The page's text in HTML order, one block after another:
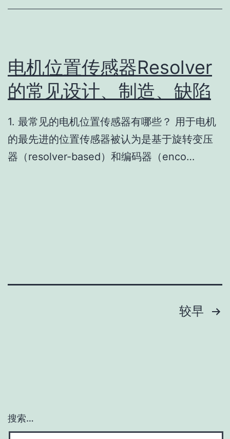
电机位置传感器Resolver
的常见设计、制造、缺陷
​1. 最常见的电机位置传感器有哪些？ 用于电机
的最先进的位置传感器被认为是基于旋转变压
器（resolver-based）和编码器（enco…
较早
搜索…